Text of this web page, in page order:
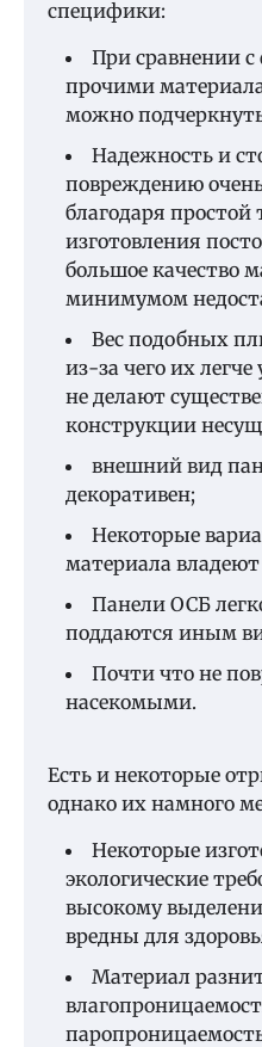
специфики:
При сравнении
прочими
можно
Надежность и
повреждению
благодаря простой
изготовления
большое качество
минимумом
Вес подобных
из-за чего их
не делают
конструкции
внешний вид
декоративен;
Некоторые
материала
Панели ОСБ
поддаются иным
Почти что не
насекомыми.
Есть и некоторые
однако их намного
Некоторые
экологические
высокому
вредны для
Материал